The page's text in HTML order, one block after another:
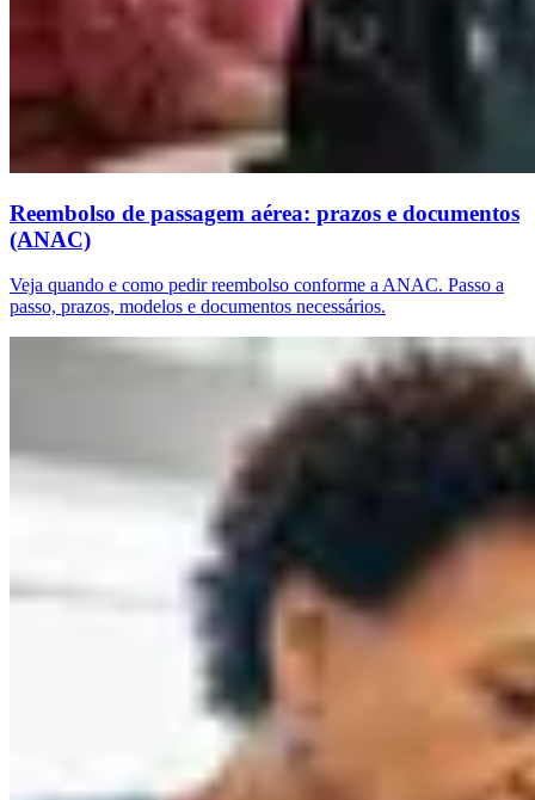
Reembolso de passagem aérea: prazos e documentos
(ANAC)
Veja quando e como pedir reembolso conforme a ANAC. Passo a
passo, prazos, modelos e documentos necessários.